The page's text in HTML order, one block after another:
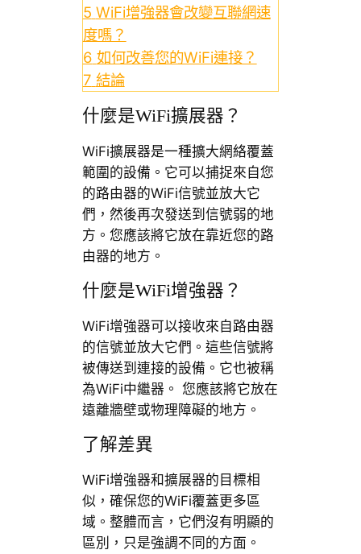
5 WiFi增強器會改變互聯網速
度嗎？
6 如何改善您的WiFi連接？
7 結論
什麼是WiFi擴展器？
WiFi擴展器是一種擴大網絡覆蓋
範圍的設備。它可以捕捉來自您
的路由器的WiFi信號並放大它
們，然後再次發送到信號弱的地
方。您應該將它放在靠近您的路
由器的地方。
什麼是WiFi增強器？
WiFi增強器可以接收來自路由器
的信號並放大它們。這些信號將
被傳送到連接的設備。它也被稱
為WiFi中繼器。 您應該將它放在
遠離牆壁或物理障礙的地方。
了解差異
WiFi增強器和擴展器的目標相
似，確保您的WiFi覆蓋更多區
域。整體而言，它們沒有明顯的
區別，只是強調不同的方面。